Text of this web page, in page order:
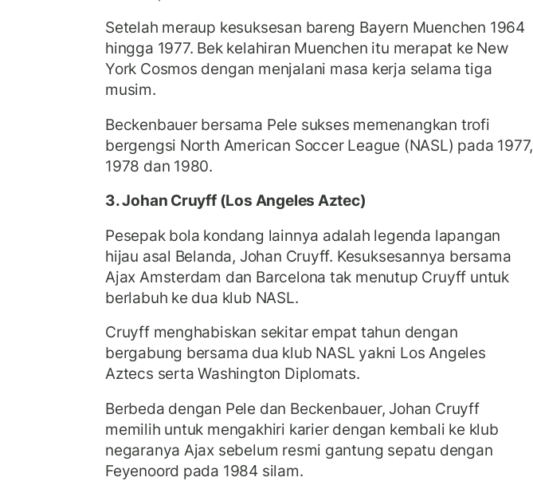
Setelah meraup kesuksesan bareng Bayern Muenchen 1964
hingga 1977. Bek kelahiran Muenchen itu merapat ke New
York Cosmos dengan menjalani masa kerja selama tiga
musim.
Beckenbauer bersama Pele sukses memenangkan trofi
bergengsi North American Soccer League (NASL) pada 1977,
1978 dan 1980.
3. Johan Cruyff (Los Angeles Aztec)
Pesepak bola kondang lainnya adalah legenda lapangan
hijau asal Belanda, Johan Cruyff. Kesuksesannya bersama
Ajax Amsterdam dan Barcelona tak menutup Cruyff untuk
berlabuh ke dua klub NASL.
Cruyff menghabiskan sekitar empat tahun dengan
bergabung bersama dua klub NASL yakni Los Angeles
Aztecs serta Washington Diplomats.
Berbeda dengan Pele dan Beckenbauer, Johan Cruyff
memilih untuk mengakhiri karier dengan kembali ke klub
negaranya Ajax sebelum resmi gantung sepatu dengan
Feyenoord pada 1984 silam.